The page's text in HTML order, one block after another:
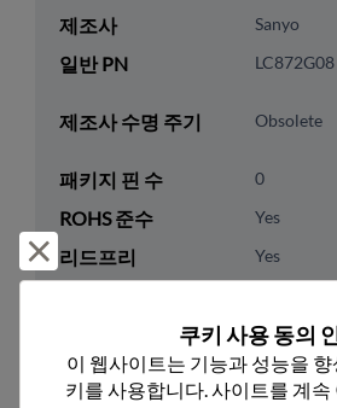
제조사 Sanyo
일반 PN LC872G08
제조사 수명 주기 Obsolete
패키지 핀 수 0
ROHS 준수 Yes
리드프리 Yes
기술 카테고리 Processor
기술 하위 카테고리 MCU &
거부 및 닫기
쿠키 사용 동의
이 웹사이트는 기능과 성능을
키를 사용합니다. 사이트를 계속